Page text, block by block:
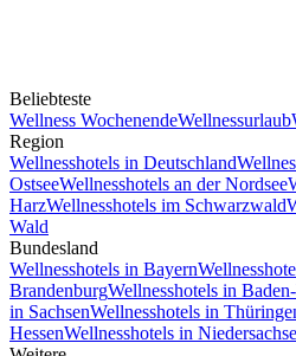
Beliebteste
Wellness WochenendeWellnessurlaub
Region
Wellnesshotels in Deutschland
OstseeWellnesshotels an der Nordsee
HarzWellnesshotels im Schwarzwald
Wald
Bundesland
Wellnesshotels in Bayern
BrandenburgWellnesshotels in
in SachsenWellnesshotels in
HessenWellnesshotels in